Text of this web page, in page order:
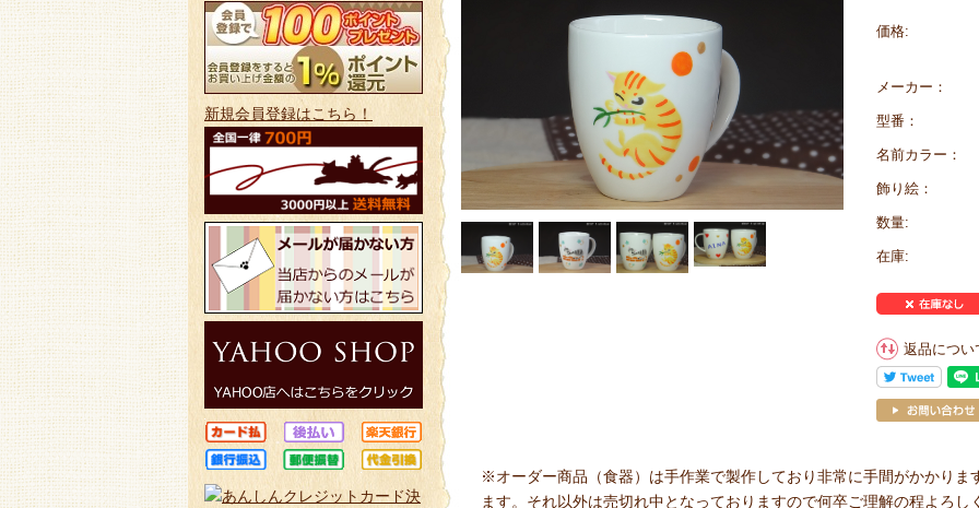
価格:
メーカー：
型番：
名前カラー：
飾り絵：
数量:
在庫:
返品につい
※オーダー商品（食器）は手作業で製作しており非常に手間がかかりま
ます。それ以外は売切れ中となっておりますので何卒ご理解の程よろし
新規会員登録はこちら！